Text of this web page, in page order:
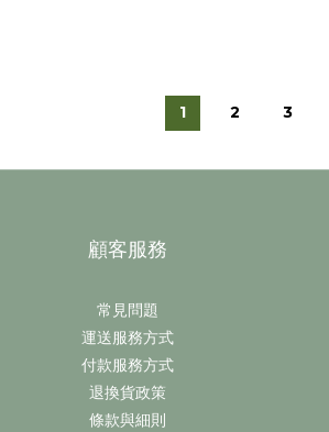
1 2 3
顧客服務
常見問題
運送服務方式
付款服務方式
退換貨政策
條款與細則